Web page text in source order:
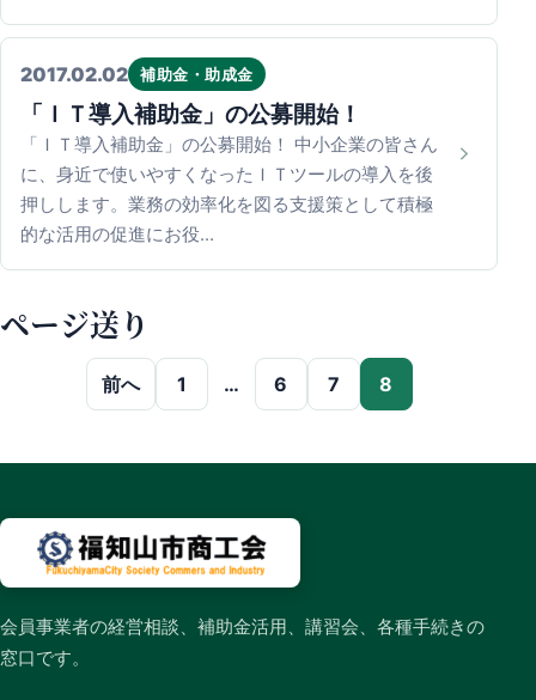
2017.02.02 補助金・助成金
「ＩＴ導入補助金」の公募開始！
「ＩＴ導入補助金」の公募開始！ 中小企業の皆さん
に、身近で使いやすくなったＩＴツールの導入を後
押しします。業務の効率化を図る支援策として積極
的な活用の促進にお役…
ページ送り
前へ 1 … 6 7 8
会員事業者の経営相談、補助金活用、講習会、各種手続きの
窓口です。